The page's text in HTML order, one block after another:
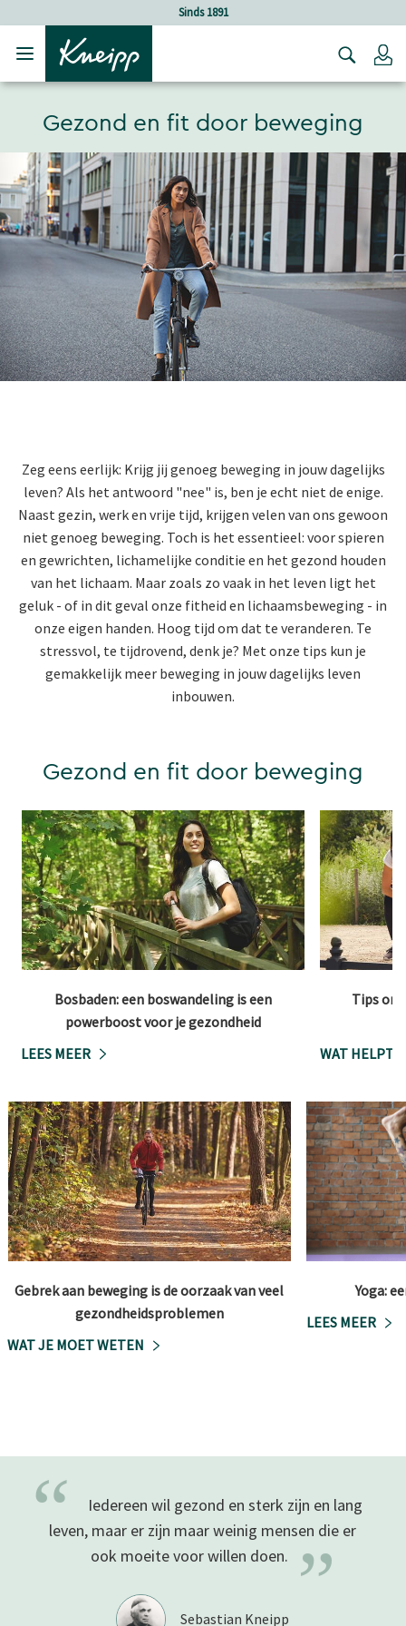
Verder gaan naar hoofdinhoud.Sinds 1891
Gezond en fit door beweging
Zeg eens eerlijk: Krijg jij genoeg beweging in jouw dagelijks
leven? Als het antwoord "nee" is, ben je echt niet de enige.
Naast gezin, werk en vrije tijd, krijgen velen van ons gewoon
niet genoeg beweging. Toch is het essentieel: voor spieren
en gewrichten, lichamelijke conditie en het gezond houden
van het lichaam. Maar zoals zo vaak in het leven ligt het
geluk - of in dit geval onze fitheid en lichaamsbeweging - in
onze eigen handen. Hoog tijd om dat te veranderen. Te
stressvol, te tijdrovend, denk je? Met onze tips kun je
gemakkelijk meer beweging in jouw dagelijks leven
inbouwen.
Gezond en fit door beweging
Bosbaden: een boswandeling is een
powerboost voor je gezondheid
LEES MEER
Tips
WAT HELPT
Gebrek aan beweging is de oorzaak van veel
gezondheidsproblemen
WAT JE MOET WETEN
Yoga:
LEES MEER
“
Iedereen wil gezond en sterk zijn en lang
leven, maar er zijn maar weinig mensen die er
ook moeite voor willen doen. ”
Sebastian Kneipp